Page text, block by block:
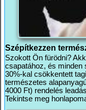
Szépítkezzen
Szokott Ön fürödni?
csapatához, és minden
30%-kal csökkentett
természetes
4000 Ft) rendelés
Tekintse meg